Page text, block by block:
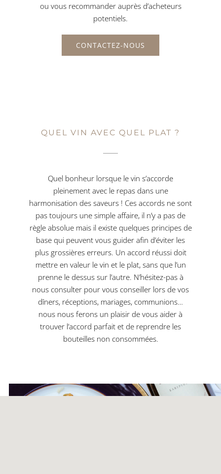
ou vous recommander auprès d’acheteurs
potentiels.
CONTACTEZ-NOUS
QUEL VIN AVEC QUEL PLAT ?
Quel bonheur lorsque le vin s’accorde
pleinement avec le repas dans une
harmonisation des saveurs ! Ces accords ne sont
pas toujours une simple affaire, il n’y a pas de
règle absolue mais il existe quelques principes de
base qui peuvent vous guider afin d’éviter les
plus grossières erreurs. Un accord réussi doit
mettre en valeur le vin et le plat, sans que l’un
prenne le dessus sur l’autre. N’hésitez-pas à
nous consulter pour vous conseiller lors de vos
dîners, réceptions, mariages, communions…
nous nous ferons un plaisir de vous aider à
trouver l’accord parfait et de reprendre les
bouteilles non consommées.